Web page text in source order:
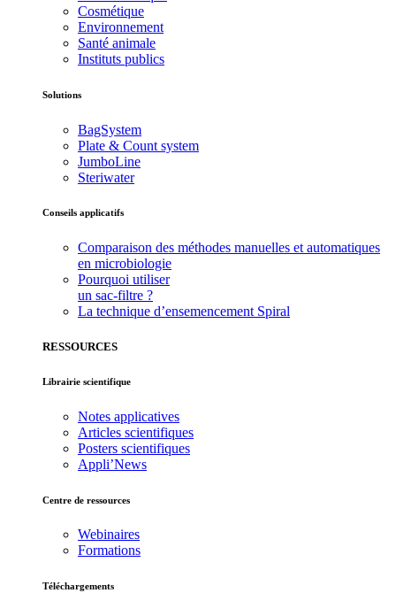
Cosmétique
Environnement
Santé animale
Instituts publics
Solutions
BagSystem
Plate & Count system
JumboLine
Steriwater
Conseils applicatifs
Comparaison des méthodes manuelles et automatiques
en microbiologie
Pourquoi utiliser
un sac-filtre ?
La technique d’ensemencement Spiral
RESSOURCES
Librairie scientifique
Notes applicatives
Articles scientifiques
Posters scientifiques
Appli’News
Centre de ressources
Webinaires
Formations
Téléchargements